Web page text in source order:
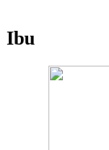
Ibu